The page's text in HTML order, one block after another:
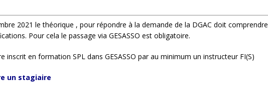
2021 le théorique , pour répondre à la demande de la DGAC doit comprendre
Pour cela le passage via GESASSO est obligatoire.
inscrit en formation SPL dans GESASSO par au minimum un instructeur FI(S)
un stagiaire